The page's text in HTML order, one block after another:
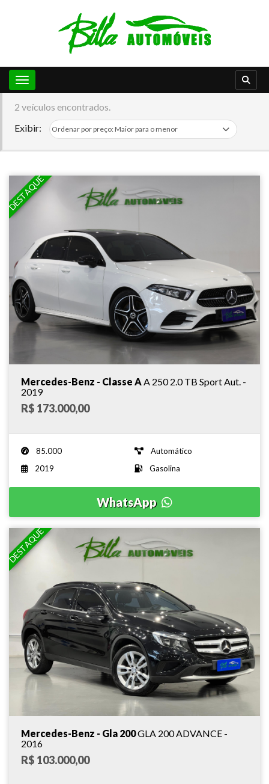
Toggle navigation
2 veículos encontrados.
Exibir:
DESTAQUE
Mercedes-Benz - Classe A A 250 2.0 TB Sport Aut. -
2019
R$ 173.000,00
85.000
Automático
2019
Gasolina
WhatsApp
DESTAQUE
Mercedes-Benz - Gla 200GLA 200 ADVANCE -
2016
R$ 103.000,00